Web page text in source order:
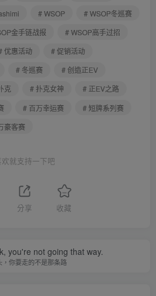
# WSOP
# WSOP冬巡赛
金手链战报
# WSOP高手过招
优惠活动
# 促销活动
# 冬巡赛
# 创造正EV
克 # 扑克女神
# 正EV之路
# 百万幸运赛
# 短牌系列赛
豪客赛
欢就支持一下吧
分享 收藏
you're not going that way.
，你要走的不是那条路